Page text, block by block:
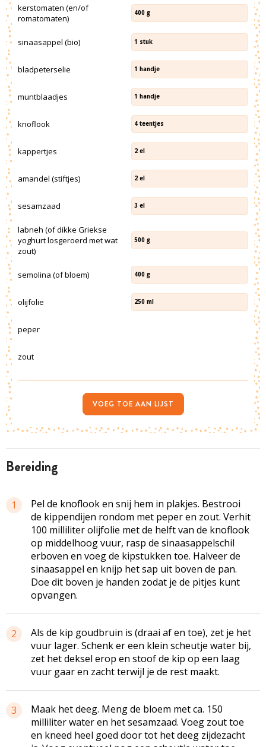
bereiding
1
Pel de knoflook en snij hem in plakjes. Bestrooi
de kippendijen rondom met peper en zout. Verhit
100 milliliter olijfolie met de helft van de knoflook
op middelhoog vuur, rasp de sinaasappelschil
erboven en voeg de kipstukken toe. Halveer de
sinaasappel en knijp het sap uit boven de pan.
Doe dit boven je handen zodat je de pitjes kunt
opvangen.
2
Als de kip goudbruin is (draai af en toe), zet je het
vuur lager. Schenk er een klein scheutje water bij,
zet het deksel erop en stoof de kip op een laag
vuur gaar en zacht terwijl je de rest maakt.
3
Maak het deeg. Meng de bloem met ca. 150
milliliter water en het sesamzaad. Voeg zout toe
en kneed heel goed door tot het deeg zijdezacht
kerstomaten (en/of
romatomaten)
400 g
sinaasappel (bio) 1 stuk
bladpeterselie 1 handje
muntblaadjes 1 handje
knoflook 4 teentjes
kappertjes 2 el
amandel (stiftjes) 2 el
sesamzaad 3 el
labneh (of dikke Griekse
yoghurt losgeroerd met wat
zout)
500 g
semolina (of bloem) 400 g
olijfolie 250 ml
peper
zout
VOEG TOE AAN LIJST